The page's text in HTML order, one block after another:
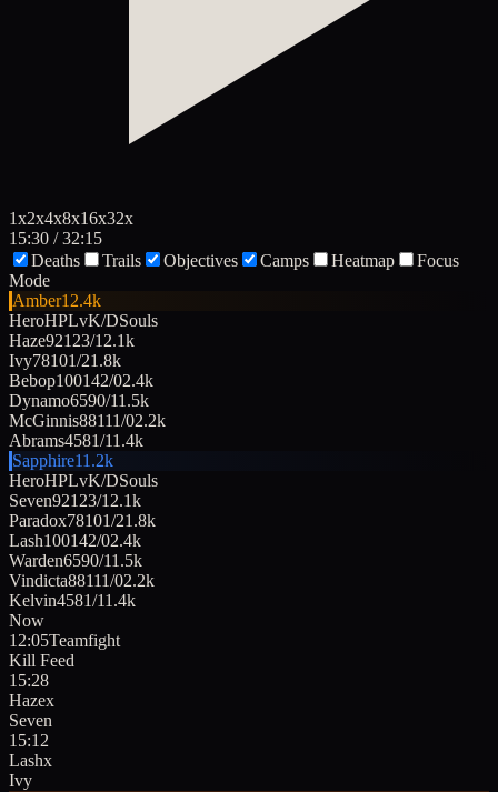
1x2x4x8x16x32x
15:30 / 32:15
Deaths
Trails Objectives Camps Heatmap
Focus
Mode
Amber12.4k
HeroHPLvK/DSouls
Haze92123/1 2.1k
Ivy78101/21.8k
Bebop100142/02.4k
Dynamo6590/11.5k
McGinnis88111/02.2k
Abrams4581/11.4k
Sapphire11.2k
HeroHPLvK/DSouls
Seven92123/1 2.1k
Paradox78101/21.8k
Lash100142/02.4k
Warden6590/11.5k
Vindicta88111/02.2k
Kelvin4581/11.4k
Now
12:05Teamfight
Kill Feed
15:28
Hazex
Seven
15:12
Lashx
Ivy